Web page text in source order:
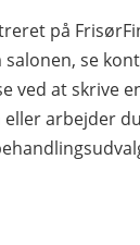
på
se
ved at skrive
arbejder